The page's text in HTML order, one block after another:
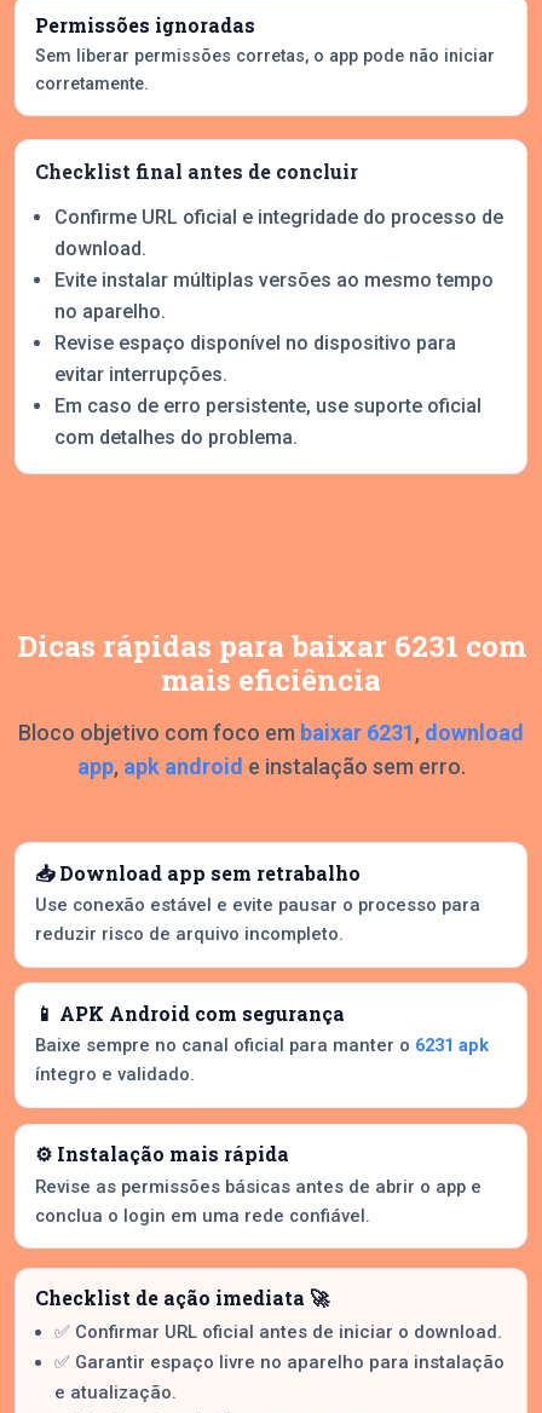
Permissões ignoradas
Sem liberar permissões corretas, o app pode não iniciar
corretamente.
Checklist final antes de concluir
Confirme URL oficial e integridade do processo de
download.
Evite instalar múltiplas versões ao mesmo tempo
no aparelho.
Revise espaço disponível no dispositivo para
evitar interrupções.
Em caso de erro persistente, use suporte oficial
com detalhes do problema.
Dicas rápidas para baixar 6231 com
mais eficiência
Bloco objetivo com foco em baixar 6231, download
app, apk android e instalação sem erro.
📥 Download app sem retrabalho
Use conexão estável e evite pausar o processo para
reduzir risco de arquivo incompleto.
📱 APK Android com segurança
Baixe sempre no canal oficial para manter o 6231 apk
íntegro e validado.
⚙️ Instalação mais rápida
Revise as permissões básicas antes de abrir o app e
conclua o login em uma rede confiável.
Checklist de ação imediata 🚀
✅ Confirmar URL oficial antes de iniciar o download.
✅ Garantir espaço livre no aparelho para instalação
e atualização.